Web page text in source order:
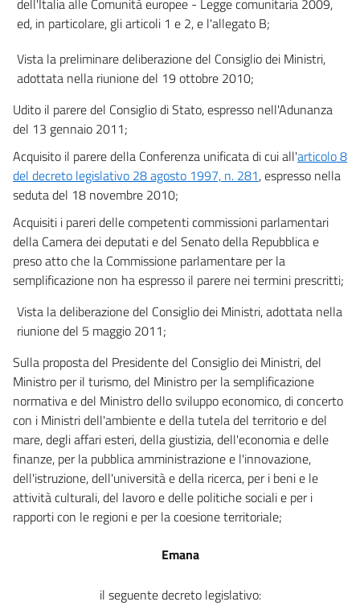
AGENZIE DI VIAGGIO E TURISMO
CAPO I
AGENZIE E ORGANIZZATORI DI VIAGGI
art. 18
art. 19
art. 20
art. 21
TITOLO V
TIPOLOGIE DI PRODOTTI TURISTICI E RELATIVI CIRCUITI NAZIONALI DI
ECCELLENZA
CAPO I
art. 22
art. 23
CAPO II
art. 24
art. 25
art. 26
CAPO III
TURISMO SOCIALE
art. 27
CAPO IV
ALTRI SETTORI
art. 28
art. 29
TITOLO I
CONTRATTI
dell'Italia alle Comunità europee - Legge comunitaria 2009,
ed, in particolare, gli articoli 1 e 2, e l'allegato B;
Vista la preliminare deliberazione del Consiglio dei Ministri,
adottata nella riunione del 19 ottobre 2010;
Udito il parere del Consiglio di Stato, espresso nell'Adunanza
del 13 gennaio 2011;
Acquisito il parere della Conferenza unificata di cui all'articolo 8
del decreto legislativo 28 agosto 1997, n. 281, espresso nella
seduta del 18 novembre 2010;
Acquisiti i pareri delle competenti commissioni parlamentari
della Camera dei deputati e del Senato della Repubblica e
preso atto che la Commissione parlamentare per la
semplificazione non ha espresso il parere nei termini prescritti;
Vista la deliberazione del Consiglio dei Ministri, adottata nella
riunione del 5 maggio 2011;
Sulla proposta del Presidente del Consiglio dei Ministri, del
Ministro per il turismo, del Ministro per la semplificazione
normativa e del Ministro dello sviluppo economico, di concerto
con i Ministri dell'ambiente e della tutela del territorio e del
mare, degli affari esteri, della giustizia, dell'economia e delle
finanze, per la pubblica amministrazione e l'innovazione,
dell'istruzione, dell'università e della ricerca, per i beni e le
attività culturali, del lavoro e delle politiche sociali e per i
rapporti con le regioni e per la coesione territoriale;
Emana
il seguente decreto legislativo: